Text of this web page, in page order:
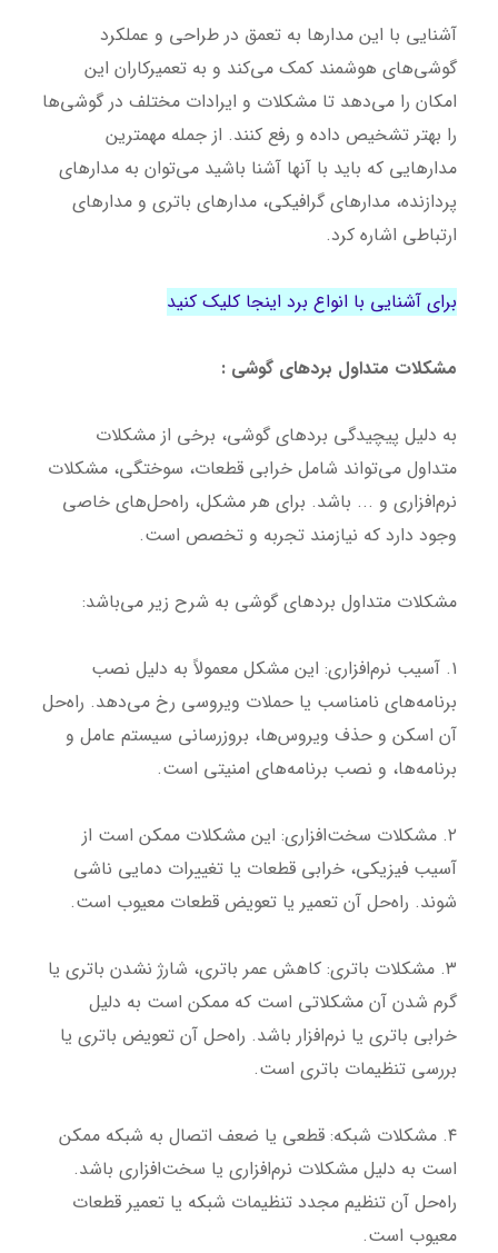
آشنایی با این مدارها به تعمق در طراحی و عملکرد
گوشی‌های هوشمند کمک می‌کند و به تعمیرکاران این
امکان را می‌دهد تا مشکلات و ایرادات مختلف در گوشی‌ها
را بهتر تشخیص داده و رفع کنند. از جمله مهمترین
مدارهایی که باید با آنها آشنا باشید می‌توان به مدارهای
پردازنده، مدارهای گرافیکی، مدارهای باتری و مدارهای
ارتباطی اشاره کرد.
برای آشنایی با انواع برد اینجا کلیک کنید
مشکلات متداول بردهای گوشی :
به دلیل پیچیدگی بردهای گوشی، برخی از مشکلات
متداول می‌تواند شامل خرابی قطعات، سوختگی، مشکلات
نرم‌افزاری و ... باشد. برای هر مشکل، راه‌حل‌های خاصی
وجود دارد که نیازمند تجربه و تخصص است.
مشکلات متداول بردهای گوشی به شرح زیر می‌باشد:
۱. آسیب نرم‌افزاری: این مشکل معمولاً به دلیل نصب
برنامه‌های نامناسب یا حملات ویروسی رخ می‌دهد. راه‌حل
آن اسکن و حذف ویروس‌ها، بروزرسانی سیستم عامل و
برنامه‌ها، و نصب برنامه‌های امنیتی است.
۲. مشکلات سخت‌افزاری: این مشکلات ممکن است از
آسیب فیزیکی، خرابی قطعات یا تغییرات دمایی ناشی
شوند. راه‌حل آن تعمیر یا تعویض قطعات معیوب است.
۳. مشکلات باتری: کاهش عمر باتری، شارژ نشدن باتری یا
گرم شدن آن مشکلاتی است که ممکن است به دلیل
خرابی باتری یا نرم‌افزار باشد. راه‌حل آن تعویض باتری یا
بررسی تنظیمات باتری است.
۴. مشکلات شبکه: قطعی یا ضعف اتصال به شبکه ممکن
است به دلیل مشکلات نرم‌افزاری یا سخت‌افزاری باشد.
راه‌حل آن تنظیم مجدد تنظیمات شبکه یا تعمیر قطعات
معیوب است.